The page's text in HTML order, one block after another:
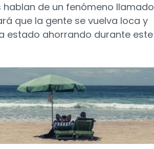
de un fenómeno llamado
que la gente se vuelva loca y
estado ahorrando durante este